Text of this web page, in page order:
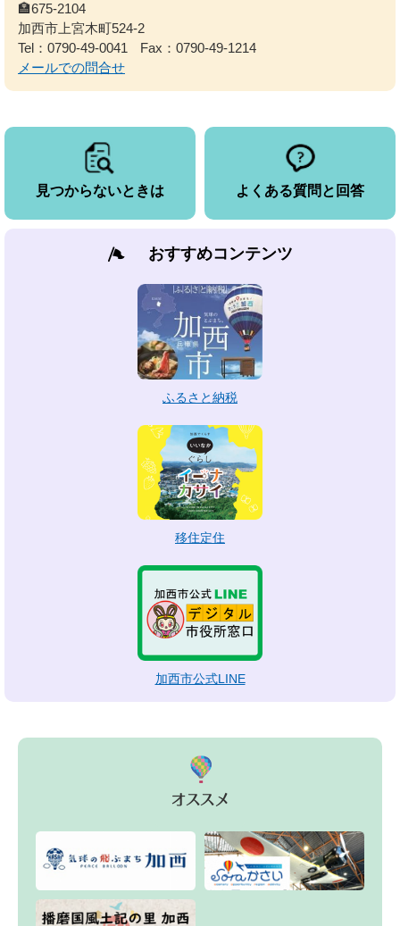
🏣675-2104
加西市上宮木町524-2
Tel：0790-49-0041
Fax：0790-49-1214
メールでの問合せ
見つからないときは よくある質問と回答
おすすめコンテンツ
ふるさと納税
移住定住
加西市公式LINE